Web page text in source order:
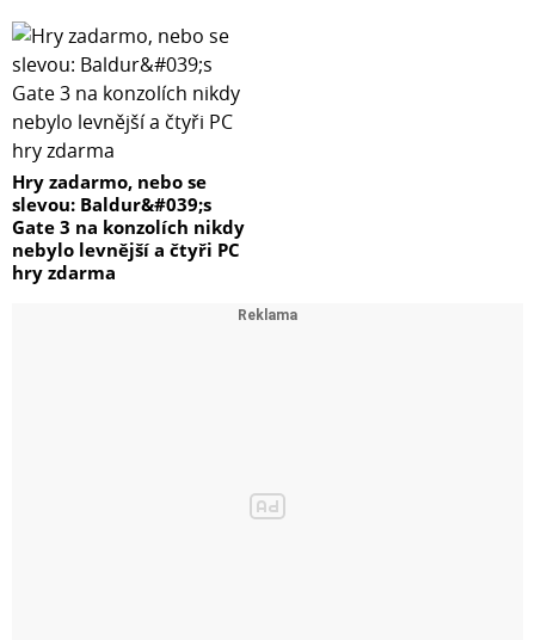
Hry zadarmo, nebo se
slevou: Baldur&#039;s
Gate 3 na konzolích nikdy
nebylo levnější a čtyři PC
hry zdarma